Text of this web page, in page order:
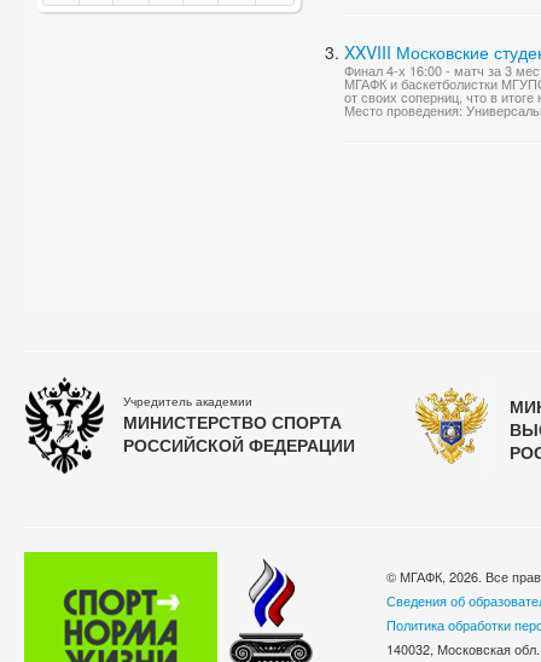
XXVIII Московские
Финал 4-х 16:00 - матч за 3
МГАФК и баскетболистки
от своих соперниц, что в
Место проведения:
Учредитель академии
МИНИСТЕРСТВО СПОРТА
РОССИЙСКОЙ ФЕДЕРАЦИИ
© МГАФК, 2026. Все
Сведения об
Политика обработки
140032, Московская